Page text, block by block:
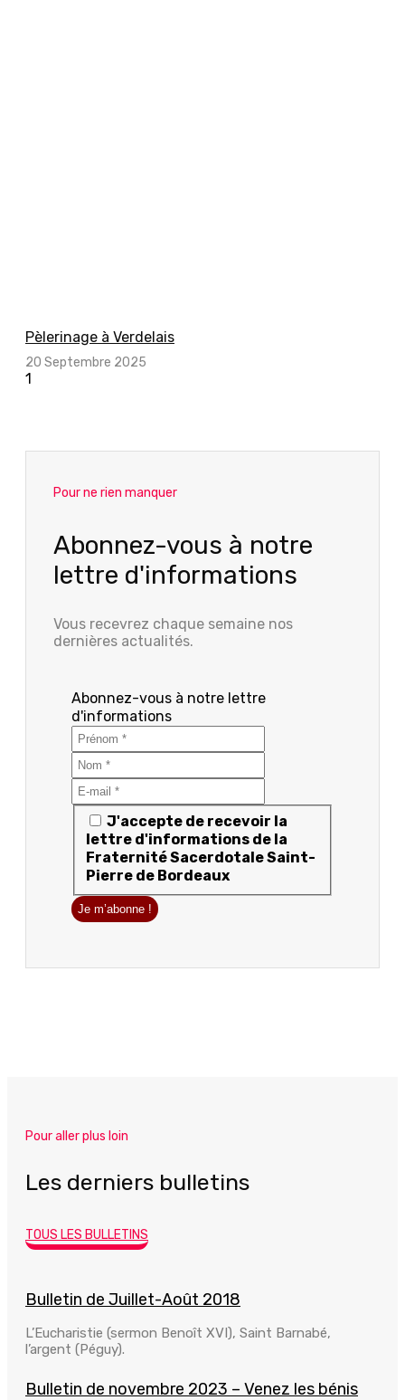
Pèlerinage à Verdelais
20 Septembre 2025
Pour ne rien manquer
Abonnez-vous à notre
lettre d'informations
Vous recevrez chaque semaine nos
dernières actualités.
Abonnez-vous à notre lettre
d'informations
J'accepte de recevoir la
lettre d'informations de la
Fraternité Sacerdotale Saint-
Pierre de Bordeaux
Pour aller plus loin
Les derniers bulletins
TOUS LES BULLETINS
Bulletin de Juillet-Août 2018
L’Eucharistie (sermon Benoît XVI), Saint Barnabé,
l’argent (Péguy).
Bulletin de novembre 2023 – Venez les bénis